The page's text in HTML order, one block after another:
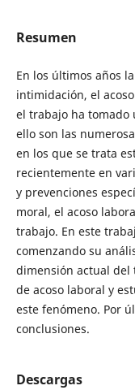
Resumen
En los últimos años
intimidación, el
el trabajo ha tomado
ello son las
en los que se trata
recientemente en
y prevenciones
moral, el acoso
trabajo. En este
comenzando su
dimensión actual del
de acoso laboral y
este fenómeno. Por
conclusiones.
Descargas